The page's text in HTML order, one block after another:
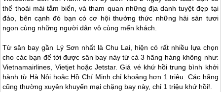
thể thoải mái tắm biển, và tham quan những địa danh tuyệt đẹp tại
đảo, bên cạnh đó bạn có cơ hội thưởng thức những hải sản tươi
ngon cùng những người dân vô cùng mến khách.
Từ sân bay gần Lý Sơn nhất là Chu Lai, hiện có rất nhiều lựa chọn
cho các bạn để tới được sân bay này từ cả 3 hãng hàng không như:
Vietnamairlines, Vietjet hoặc Jetstar. Giá vé khứ hồi trung bình khởi
hành từ Hà Nội hoặc Hồ Chí Minh chỉ khoảng hơn 1 triệu. Các hãng
cũng thường xuyên khuyến mại chặng bay này, chỉ 1 triệu khứ hồi!.